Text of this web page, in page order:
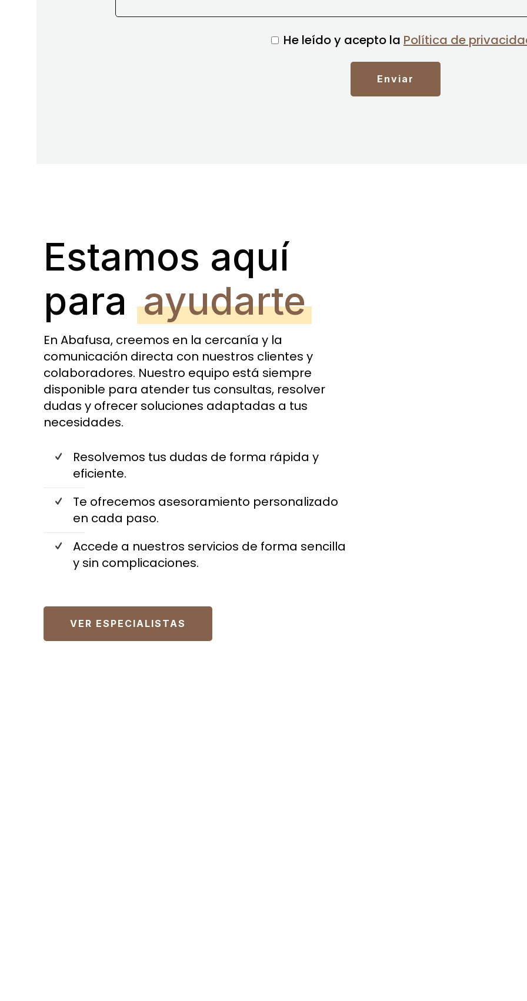
He leído y acepto la Política de
Estamos aquí
para ayudarte
En Abafusa, creemos en la cercanía y la
comunicación directa con nuestros clientes y
colaboradores. Nuestro equipo está siempre
disponible para atender tus consultas, resolver
dudas y ofrecer soluciones adaptadas a tus
necesidades.
Resolvemos tus dudas de forma rápida y
eficiente.
Te ofrecemos asesoramiento personalizado
en cada paso.
Accede a nuestros servicios de forma sencilla
y sin complicaciones.
VER ESPECIALISTAS